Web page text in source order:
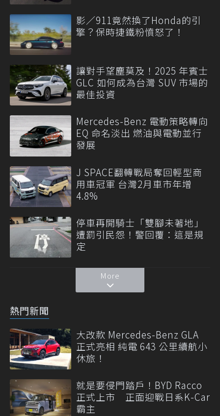
影／911竟然換了Honda的引
擎？保時捷鐵粉憤怒了！
讓對手望塵莫及！2025 年賓士
GLC 如何成為台灣 SUV 市場的
最佳投資
Mercedes-Benz 電動策略轉向
EQ 命名淡出 燃油與電動並行
發展
J SPACE翻轉戰局奪回輕型商
用車冠軍 台灣2月車市年增
4.8%
停車再開騎士「雙腳未著地」
遭罰引民怨！警回覆：這是規
定
More
熱門新聞
大改款 Mercedes-Benz GLA
正式亮相 純電 643 公里續航小
休旅！
就是要侵門踏戶！BYD Racco
正式上市 正面迎戰日系K-Car
霸主